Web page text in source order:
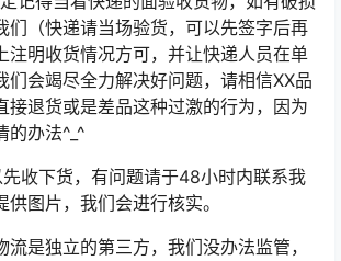
们（快递请当场验货，可以先签字后再
注明收货情况方可，并让快递人员在单
们会竭尽全力解决好问题，请相信XX品
接退货或是差品这种过激的行为，因为
的办法^_^
先收下货，有问题请于48小时内联系我
图片，我们会进行核实。
流是独立的第三方，我们没办法监管，